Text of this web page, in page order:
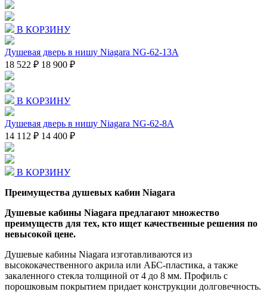
В КОРЗИНУ
Душевая дверь в нишу Niagara NG-62-13A
18 522 ₽ 18 900 ₽
В КОРЗИНУ
Душевая дверь в нишу Niagara NG-62-8A
14 112 ₽ 14 400 ₽
В КОРЗИНУ
Преимущества душевых кабин Niagara
Душевые кабины Niagara предлагают множество
преимуществ для тех, кто ищет качественные решения по
невысокой цене.
Душевые кабины Niagara изготавливаются из
высококачественного акрила или АБС-пластика, а также
закаленного стекла толщиной от 4 до 8 мм. Профиль с
порошковым покрытием придает конструкции долговечность.